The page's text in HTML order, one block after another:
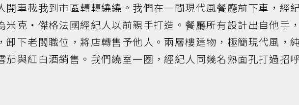
開車載我到市區轉轉繞繞。我們在一間現代風餐廳前下車，經
米克・傑格法國經紀人以前親手打造。餐廳所有設計出自他手
卸下老闆職位，將店轉售予他人。兩層樓建物，極簡現代風，
茄與紅白酒銷售。我們繞室一圈，經紀人同幾名熟面孔打過招